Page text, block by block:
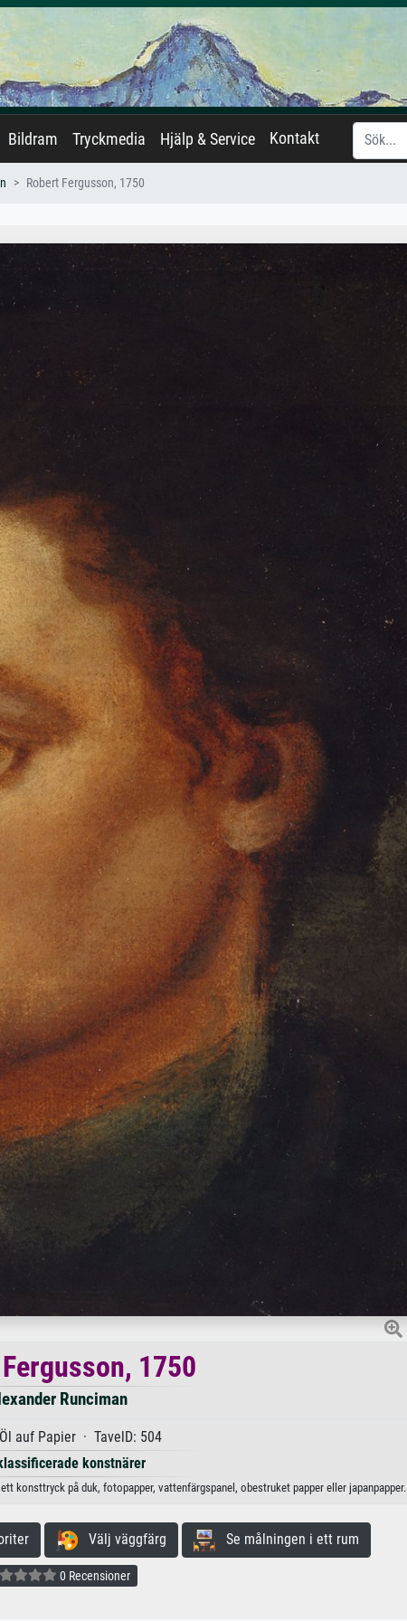
Bildram Tryckmedia Hjälp & Service Kontakt
Robert Fergusson, 1750
1750
Runciman
auf Papier · TavelD: 504
konstnärer
konsttryck på duk, fotopapper, vattenfärgspanel, obestruket papper eller japanpapper.
Välj väggfärg Se målningen i ett rum
0 Recensioner